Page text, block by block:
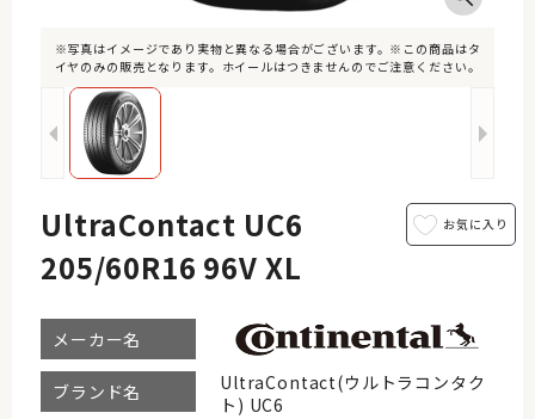
※写真はイメージであり実物と異なる場合がございます。※この商品はタ
イヤのみの販売となります。ホイールはつきませんのでご注意ください。
UltraContact UC6
205/60R16 96V XL
メーカー名
ブランド名
UltraContact(ウルトラコンタク
ト) UC6